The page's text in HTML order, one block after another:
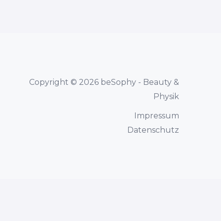
Copyright © 2026 beSophy - Beauty &
Physik
Impressum
Datenschutz